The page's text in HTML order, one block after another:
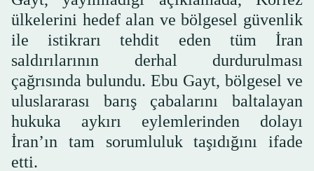
ülkelerini hedef alan ve bölgesel güvenlik
ile istikrarı tehdit eden tüm İran
saldırılarının derhal durdurulması
çağrısında bulundu. Ebu Gayt, bölgesel ve
uluslararası barış çabalarını baltalayan
hukuka aykırı eylemlerinden dolayı
İran’ın tam sorumluluk taşıdığını ifade
etti.